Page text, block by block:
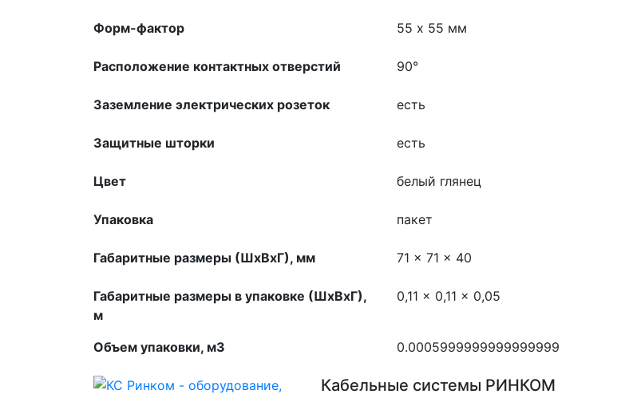
Форм-фактор 55 х 55 мм
Расположение контактных отверстий 90°
Заземление электрических розеток есть
Защитные шторки есть
Цвет белый глянец
Упаковка пакет
Габаритные размеры (ШхВхГ), мм 71 x 71 x 40
Габаритные размеры в упаковке (ШхВхГ),
м
0,11 x 0,11 x 0,05
Объем упаковки, м3 0.0005999999999999999
Кабельные системы РИНКОМ